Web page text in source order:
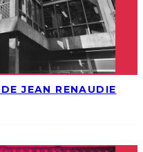
JEAN RENAUDIE